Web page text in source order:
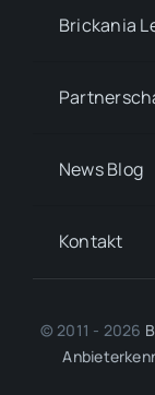
Brickania
News Blog
Kontakt
© 2011 - 2026